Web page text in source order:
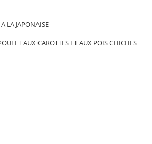
A LA JAPONAISE
AUX CAROTTES ET AUX POIS CHICHES